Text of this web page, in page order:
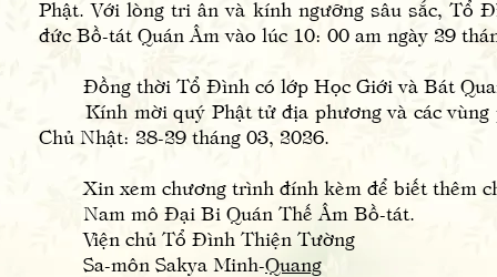
Phật. Với lòng tri ân và kính ngưỡng sâu sắc, Tổ
đức Bồ-tát Quán Âm vào lúc 10: 00 am ngày 29
Đồng thời Tổ Đình có lớp Học Giới và Bát
Kính mời quý Phật tử địa phương và các vùng
Chủ Nhật: 28-29 tháng 03, 2026.
Xin xem chương trình đính kèm để biết thêm
Nam mô Đại Bi Quán Thế Âm Bồ-tát.
Viện chủ Tổ Đình Thiện Tường
Sa-môn Sakya Minh-Quang